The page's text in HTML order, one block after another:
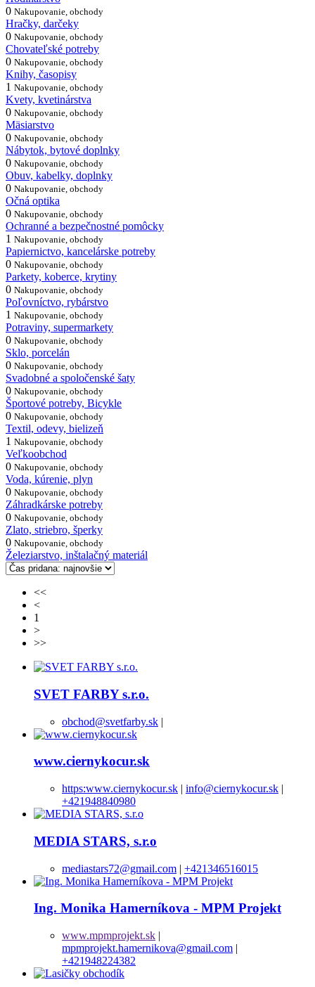
0 Nakupovanie, obchody
Hračky, darčeky
0 Nakupovanie, obchody
Chovateľské potreby
0 Nakupovanie, obchody
Knihy, časopisy
1 Nakupovanie, obchody
Kvety, kvetinárstva
0 Nakupovanie, obchody
Mäsiarstvo
0 Nakupovanie, obchody
Nábytok, bytové doplnky
0 Nakupovanie, obchody
Obuv, kabelky, doplnky
0 Nakupovanie, obchody
Očná optika
0 Nakupovanie, obchody
Ochranné a bezpečnostné pomôcky
1 Nakupovanie, obchody
Papiernictvo, kancelárske potreby
0 Nakupovanie, obchody
Parkety, koberce, krytiny
0 Nakupovanie, obchody
Poľovníctvo, rybárstvo
1 Nakupovanie, obchody
Potraviny, supermarkety
0 Nakupovanie, obchody
Sklo, porcelán
0 Nakupovanie, obchody
Svadobné a spoločenské šaty
0 Nakupovanie, obchody
Športové potreby, Bicykle
0 Nakupovanie, obchody
Textil, odevy, bielizeň
1 Nakupovanie, obchody
Veľkoobchod
0 Nakupovanie, obchody
Voda, kúrenie, plyn
0 Nakupovanie, obchody
Záhradkárske potreby
0 Nakupovanie, obchody
Zlato, striebro, šperky
0 Nakupovanie, obchody
Železiarstvo, inštalačný materiál
<<
<
1
>
>>
SVET FARBY s.r.o.
obchod@svetfarby.sk |
www.ciernykocur.sk
https:www.ciernykocur.sk | info@ciernykocur.sk |
+421948840980
MEDIA STARS, s.r.o
mediastars72@gmail.com | +421346516015
Ing. Monika Hamerníkova - MPM Projekt
www.mpmprojekt.sk |
mpmprojekt.hamernikova@gmail.com |
+421948224382